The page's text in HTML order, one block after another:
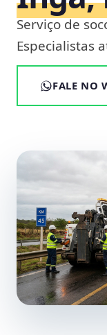
Serviço de
Especialistas
FALE NO